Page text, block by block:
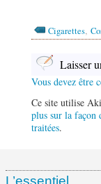
Cigarettes,
Laisser
Vous devez être
Ce site utilise
plus sur la façon
traitées.
L’essentiel